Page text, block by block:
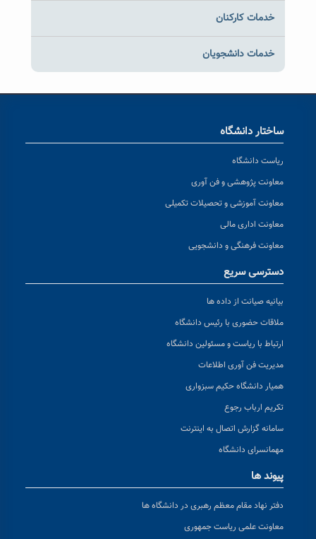
خدمات کارکنان
خدمات دانشجویان
ساختار دانشگاه
ریاست دانشگاه
معاونت پژوهشی و فن آوری
معاونت آموزشی و تحصیلات تکمیلی
معاونت اداری مالی
معاونت فرهنگی و دانشجویی
دسترسی سریع
بیانیه صیانت از داده ها
ملاقات حضوری با رئیس دانشگاه
ارتباط با ریاست و مسئولین دانشگاه
مدیریت فن آوری اطلاعات
همیار دانشگاه حکیم سبزواری
تکریم ارباب رجوع
سامانه گزارش اتصال به اینترنت
مهمانسرای دانشگاه
پیوند ها
دفتر نهاد مقام معظم رهبری در دانشگاه ها
معاونت علمی ریاست جمهوری